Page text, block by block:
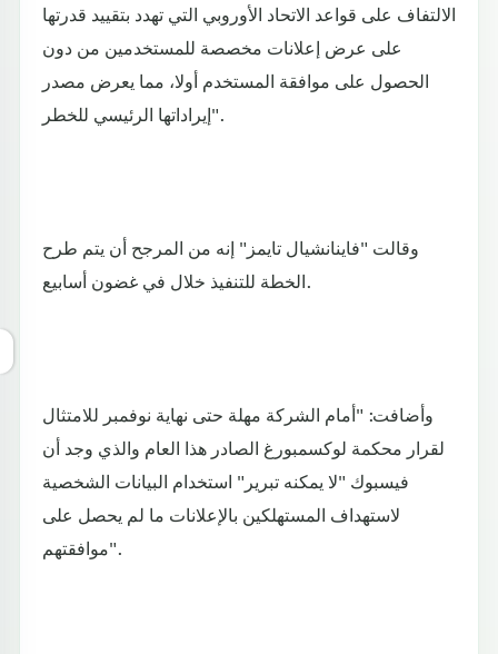
الالتفاف على قواعد الاتحاد الأوروبي التي تهدد بتقييد قدرتها
على عرض إعلانات مخصصة للمستخدمين من دون
الحصول على موافقة المستخدم أولا، مما يعرض مصدر
إيراداتها الرئيسي للخطر".
وقالت "فاينانشيال تايمز" إنه من المرجح أن يتم طرح
الخطة للتنفيذ خلال في غضون أسابيع.
وأضافت: "أمام الشركة مهلة حتى نهاية نوفمبر للامتثال
لقرار محكمة لوكسمبورغ الصادر هذا العام والذي وجد أن
فيسبوك "لا يمكنه تبرير" استخدام البيانات الشخصية
لاستهداف المستهلكين بالإعلانات ما لم يحصل على
موافقتهم".